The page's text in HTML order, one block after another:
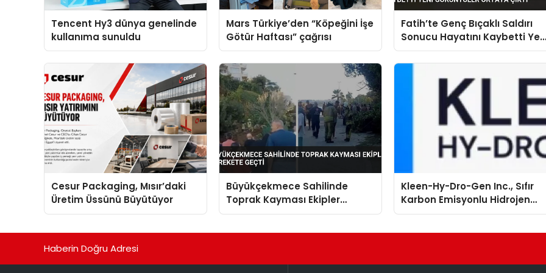
Tencent Hy3 dünya genelinde
kullanıma sunuldu
Mars Türkiye’den “Köpeğini İşe
Götür Haftası” çağrısı
Fatih’te Genç Bıçaklı Saldırı
Sonucu Hayatını Kaybetti
Görüntüler Ortaya Çıktı
Cesur Packaging, Mısır’daki
Üretim Üssünü Büyütüyor
Büyükçekmece Sahilinde
Toprak Kayması Ekipler
Harekete Geçti
Kleen-Hy-Dro-Gen Inc., Sıfır
Karbon Emisyonlu Hidrojen
Isıtma Teknolojisinde ISO ve
Haberin Doğru Adresi